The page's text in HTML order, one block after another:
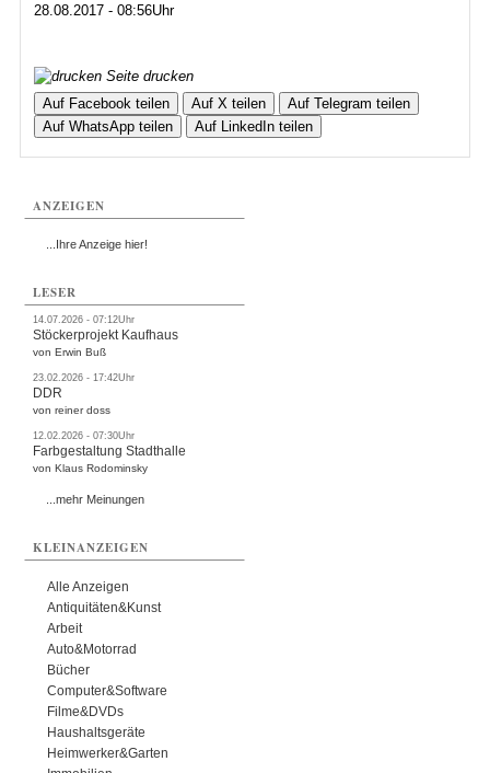
28.08.2017 - 08:56Uhr
Seite drucken
Auf Facebook teilen
Auf X teilen
Auf Telegram teilen
Auf WhatsApp teilen
Auf LinkedIn teilen
ANZEIGEN
...Ihre Anzeige hier!
LESER
14.07.2026 - 07:12Uhr
Stöckerprojekt Kaufhaus
von Erwin Buß
23.02.2026 - 17:42Uhr
DDR
von reiner doss
12.02.2026 - 07:30Uhr
Farbgestaltung Stadthalle
von Klaus Rodominsky
...mehr Meinungen
KLEINANZEIGEN
Alle Anzeigen
Antiquitäten&Kunst
Arbeit
Auto&Motorrad
Bücher
Computer&Software
Filme&DVDs
Haushaltsgeräte
Heimwerker&Garten